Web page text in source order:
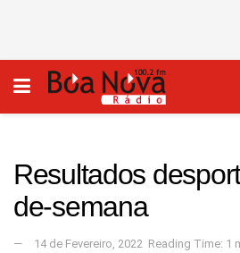
Resultados
de-semana
14 de Fevereiro, 2022 Reading Time: 1